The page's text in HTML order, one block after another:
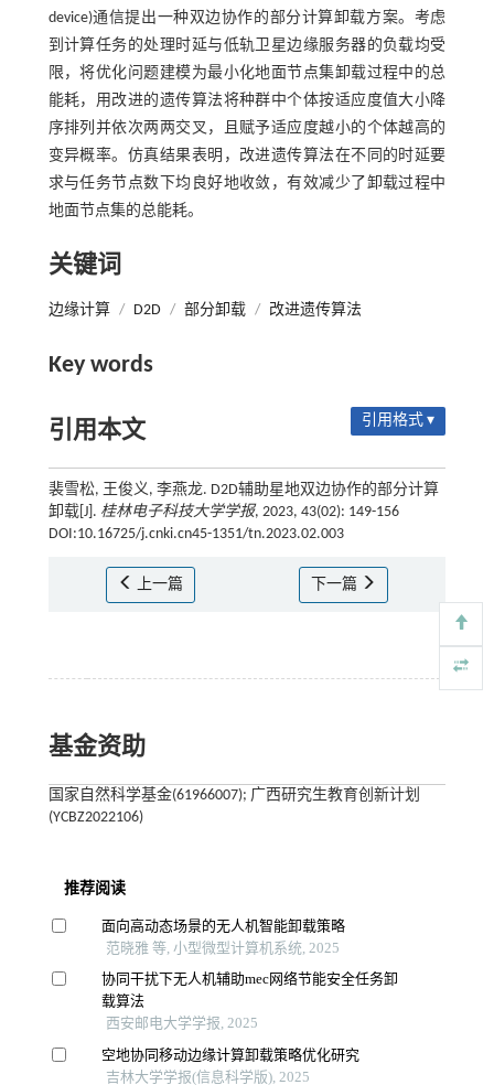
device)通信提出一种双边协作的部分计算卸载方案。考虑
到计算任务的处理时延与低轨卫星边缘服务器的负载均受
限，将优化问题建模为最小化地面节点集卸载过程中的总
能耗，用改进的遗传算法将种群中个体按适应度值大小降
序排列并依次两两交叉，且赋予适应度越小的个体越高的
变异概率。仿真结果表明，改进遗传算法在不同的时延要
求与任务节点数下均良好地收敛，有效减少了卸载过程中
地面节点集的总能耗。
关键词
边缘计算 / D2D / 部分卸载 / 改进遗传算法
Key words
引用本文 引用格式 ▾
裴雪松, 王俊义, 李燕龙. D2D辅助星地双边协作的部分计算
卸载[J]. 桂林电子科技大学学报, 2023, 43(02): 149-156
DOI:10.16725/j.cnki.cn45-1351/tn.2023.02.003
上一篇 下一篇
基金资助
国家自然科学基金(61966007); 广西研究生教育创新计划
(YCBZ2022106)